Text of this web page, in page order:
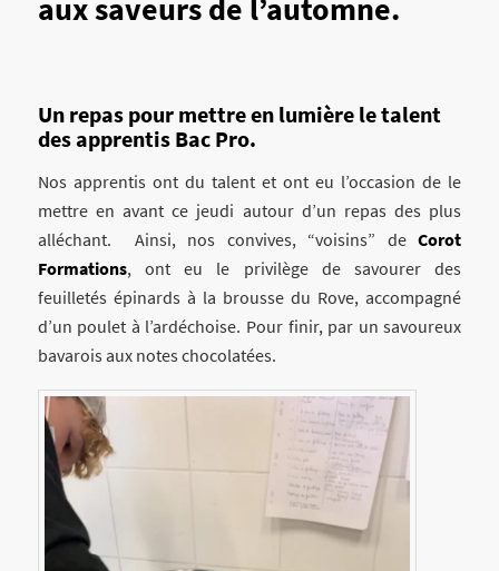
aux saveurs de l’automne.
Un repas pour mettre en lumière le talent
des apprentis Bac Pro.
Nos apprentis ont du talent et ont eu l’occasion de le
mettre en avant ce jeudi autour d’un repas des plus
alléchant. Ainsi, nos convives, “voisins” deCorot
Formations, ont eu le privilège de savourer des
feuilletés épinards à la brousse du Rove, accompagné
d’un poulet à l’ardéchoise. Pour finir, par un savoureux
bavarois aux notes chocolatées.